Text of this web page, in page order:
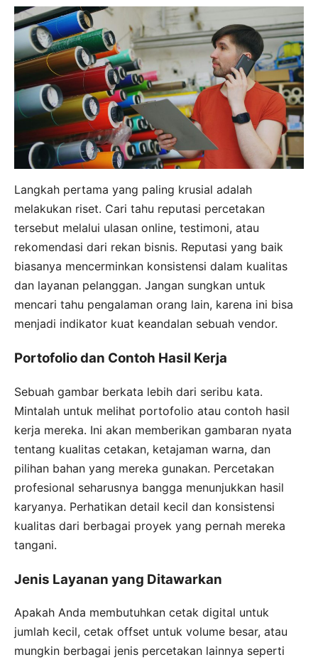
Langkah pertama yang paling krusial adalah
melakukan riset. Cari tahu reputasi percetakan
tersebut melalui ulasan online, testimoni, atau
rekomendasi dari rekan bisnis. Reputasi yang baik
biasanya mencerminkan konsistensi dalam kualitas
dan layanan pelanggan. Jangan sungkan untuk
mencari tahu pengalaman orang lain, karena ini bisa
menjadi indikator kuat keandalan sebuah vendor.
Portofolio dan Contoh Hasil Kerja
Sebuah gambar berkata lebih dari seribu kata.
Mintalah untuk melihat portofolio atau contoh hasil
kerja mereka. Ini akan memberikan gambaran nyata
tentang kualitas cetakan, ketajaman warna, dan
pilihan bahan yang mereka gunakan. Percetakan
profesional seharusnya bangga menunjukkan hasil
karyanya. Perhatikan detail kecil dan konsistensi
kualitas dari berbagai proyek yang pernah mereka
tangani.
Jenis Layanan yang Ditawarkan
Apakah Anda membutuhkan cetak digital untuk
jumlah kecil, cetak offset untuk volume besar, atau
mungkin berbagai jenis percetakan lainnya seperti